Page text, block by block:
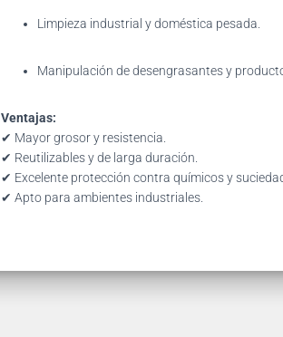
Limpieza industrial y doméstica pesada.
Manipulación de desengrasantes y
Ventajas:
✔ Mayor grosor y resistencia.
✔ Reutilizables y de larga duración.
✔ Excelente protección contra químicos y
✔ Apto para ambientes industriales.